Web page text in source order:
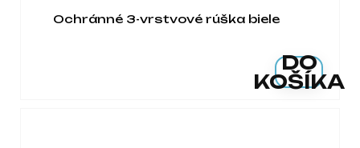
DO
KOŠÍKA
Ochránné 3-vrstvové rúška biele